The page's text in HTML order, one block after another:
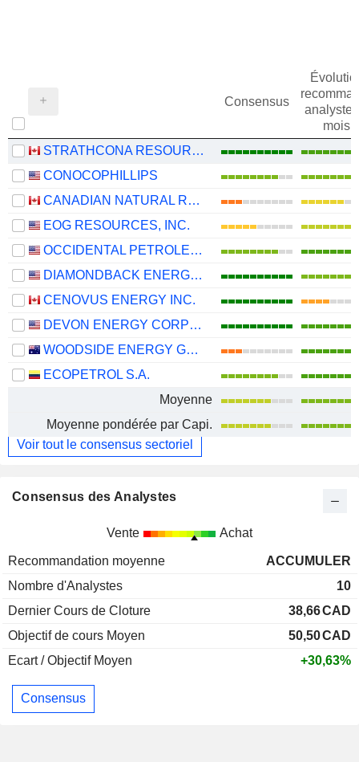
Consensus
mois
STRATHCONA RESOURCES LTD.
CONOCOPHILLIPS
CANADIAN NATURAL RESOURCES LIMITED
EOG RESOURCES, INC.
OCCIDENTAL PETROLEUM CORPORATION
DIAMONDBACK ENERGY, INC.
CENOVUS ENERGY INC.
DEVON ENERGY CORPORATION
WOODSIDE ENERGY GROUP LTD
ECOPETROL S.A.
Moyenne
Moyenne pondérée par Capi.
Voir tout le consensus sectoriel
Consensus des Analystes
Vente Achat
Recommandation moyenne
ACCUMULER
Nombre d'Analystes
10
Dernier Cours de Cloture
38,66CAD
Objectif de cours Moyen
50,50CAD
Ecart / Objectif Moyen
+30,63%
Consensus